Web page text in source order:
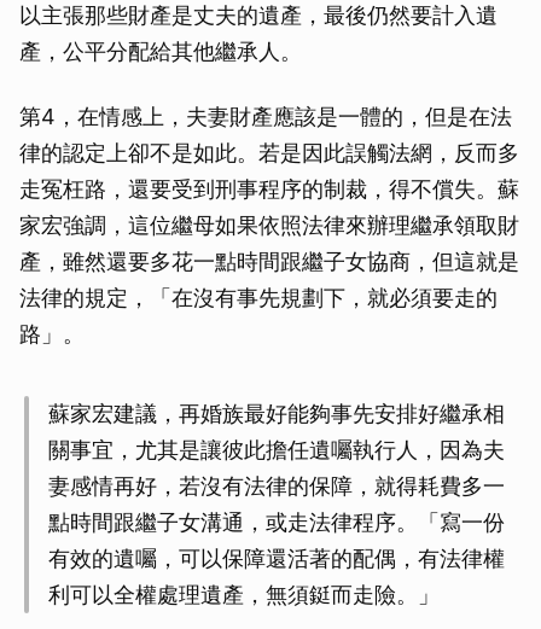
以主張那些財產是丈夫的遺產，最後仍然要計入遺
產，公平分配給其他繼承人。
第4，在情感上，夫妻財產應該是一體的，但是在法
律的認定上卻不是如此。若是因此誤觸法網，反而多
走冤枉路，還要受到刑事程序的制裁，得不償失。蘇
家宏強調，這位繼母如果依照法律來辦理繼承領取財
產，雖然還要多花一點時間跟繼子女協商，但這就是
法律的規定，「在沒有事先規劃下，就必須要走的
路」。
蘇家宏建議，再婚族最好能夠事先安排好繼承相
關事宜，尤其是讓彼此擔任遺囑執行人，因為夫
妻感情再好，若沒有法律的保障，就得耗費多一
點時間跟繼子女溝通，或走法律程序。「寫一份
有效的遺囑，可以保障還活著的配偶，有法律權
利可以全權處理遺產，無須鋌而走險。」